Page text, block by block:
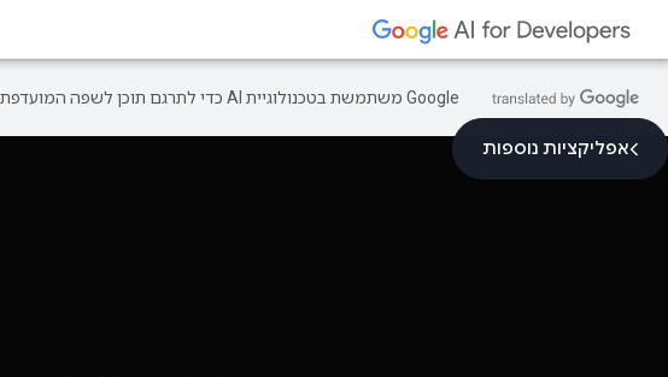
‫Google משתמשת בטכנולוגיית AI כדי לתרגם תוכן לשפה המועדפת עליך. בתרגומים כאלו עשויות להיות שגיאות.
אפליקציות נוספות